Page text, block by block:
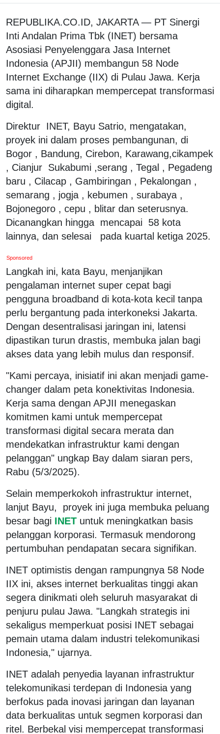
REPUBLIKA.CO.ID, JAKARTA — PT Sinergi
Inti Andalan Prima Tbk (INET) bersama
Asosiasi Penyelenggara Jasa Internet
Indonesia (APJII) membangun 58 Node
Internet Exchange (IIX) di Pulau Jawa. Kerja
sama ini diharapkan mempercepat transformasi
digital.
Direktur INET, Bayu Satrio, mengatakan,
proyek ini dalam proses pembangunan, di
Bogor , Bandung, Cirebon, Karawang,cikampek
, Cianjur Sukabumi ,serang , Tegal , Pegadeng
baru , Cilacap , Gambiringan , Pekalongan ,
semarang , jogja , kebumen , surabaya ,
Bojonegoro , cepu , blitar dan seterusnya.
Dicanangkan hingga mencapai
58 kota
lainnya, dan selesai
pada kuartal ketiga 2025.
Sponsored
Langkah ini, kata Bayu, menjanjikan
pengalaman internet super cepat bagi
pengguna broadband di kota-kota kecil tanpa
perlu bergantung pada interkoneksi Jakarta.
Dengan desentralisasi jaringan ini, latensi
dipastikan turun drastis, membuka jalan bagi
akses data yang lebih mulus dan responsif.
"Kami percaya, inisiatif ini akan menjadi game-
changer dalam peta konektivitas Indonesia.
Kerja sama dengan APJII menegaskan
komitmen kami untuk mempercepat
transformasi digital secara merata dan
mendekatkan infrastruktur kami dengan
pelanggan" ungkap Bay dalam siaran pers,
Rabu (5/3/2025).
Selain memperkokoh infrastruktur internet,
lanjut Bayu,
proyek ini juga membuka peluang
besar bagi INET untuk meningkatkan basis
pelanggan korporasi. Termasuk mendorong
pertumbuhan pendapatan secara signifikan.
INET optimistis dengan rampungnya 58 Node
IIX ini, akses internet berkualitas tinggi akan
segera dinikmati oleh seluruh masyarakat di
penjuru pulau Jawa. "Langkah strategis ini
sekaligus memperkuat posisi INET sebagai
pemain utama dalam industri telekomunikasi
Indonesia," ujarnya.
INET adalah penyedia layanan infrastruktur
telekomunikasi terdepan di Indonesia yang
berfokus pada inovasi jaringan dan layanan
data berkualitas untuk segmen korporasi dan
ritel. Berbekal visi mempercepat transformasi